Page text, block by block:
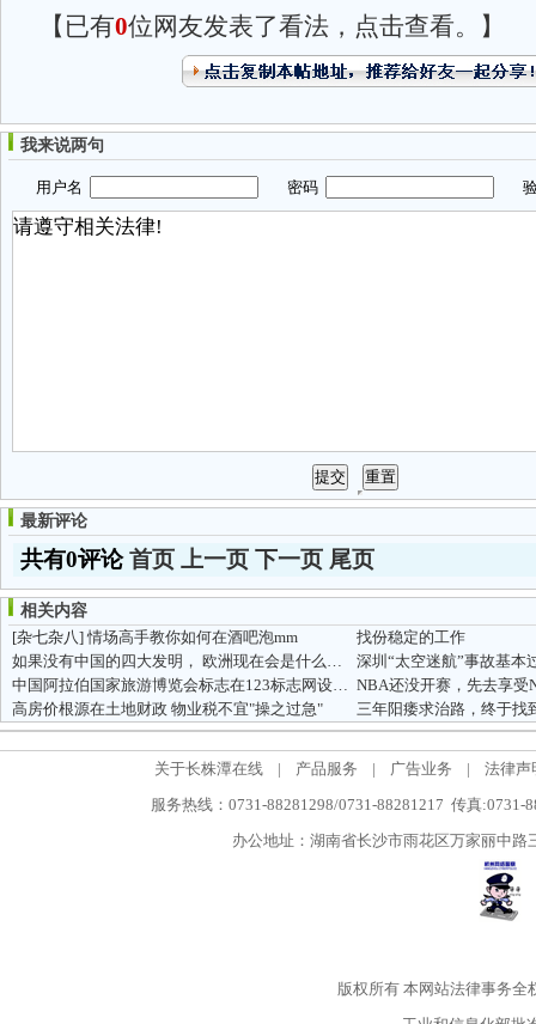
【已有0位网友发表了看法，点击查看。】
我来说两句
用户名 密码 验
最新评论
共有0评论首页 上一页 下一页 尾页
相关内容
[杂七杂八]情场高手教你如何在酒吧泡mm
找份稳定的工作
如果没有中国的四大发明， 欧洲现在会是什么样？
深圳“太空迷航”事故基本
中国阿拉伯国家旅游博览会标志在123标志网设计竞稿圆满成功 NBA还没开赛，先去享受
高房价根源在土地财政 物业税不宜"操之过急"
三年阳痿求治路，终于找
关于长株潭在线 | 产品服务 | 广告业务 |
法律声
服务热线：0731-88281298/0731-88281217 传真:0731-
办公地址：湖南省长沙市雨花区万家丽中
版权所有本网站法律事务全